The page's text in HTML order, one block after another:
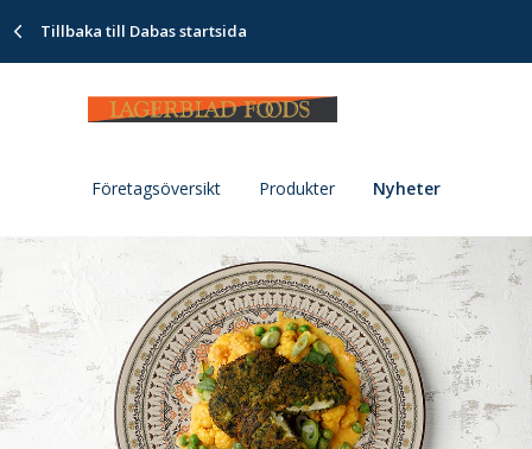
Tillbaka till Dabas startsida
Företagsöversikt Produkter Nyheter